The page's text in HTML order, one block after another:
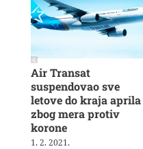
Air Transat
suspendovao sve
letove do kraja aprila
zbog mera protiv
korone
1. 2. 2021.